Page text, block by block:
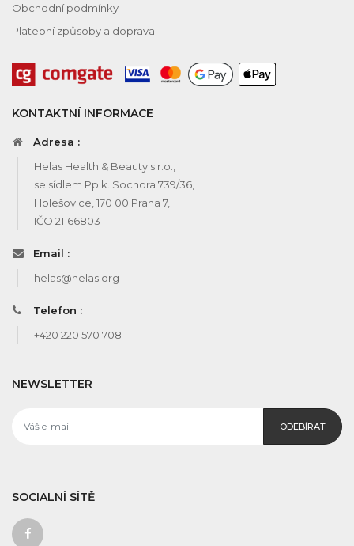
Obchodní podmínky
Platební způsoby a doprava
KONTAKTNÍ INFORMACE
Adresa :
Helas Health & Beauty s.r.o.,
se sídlem Pplk. Sochora 739/36,
Holešovice, 170 00 Praha 7,
IČO 21166803
Email :
helas@helas.org
Telefon :
+420 220 570 708
NEWSLETTER
ODEBÍRAT
SOCIALNÍ SÍTĚ